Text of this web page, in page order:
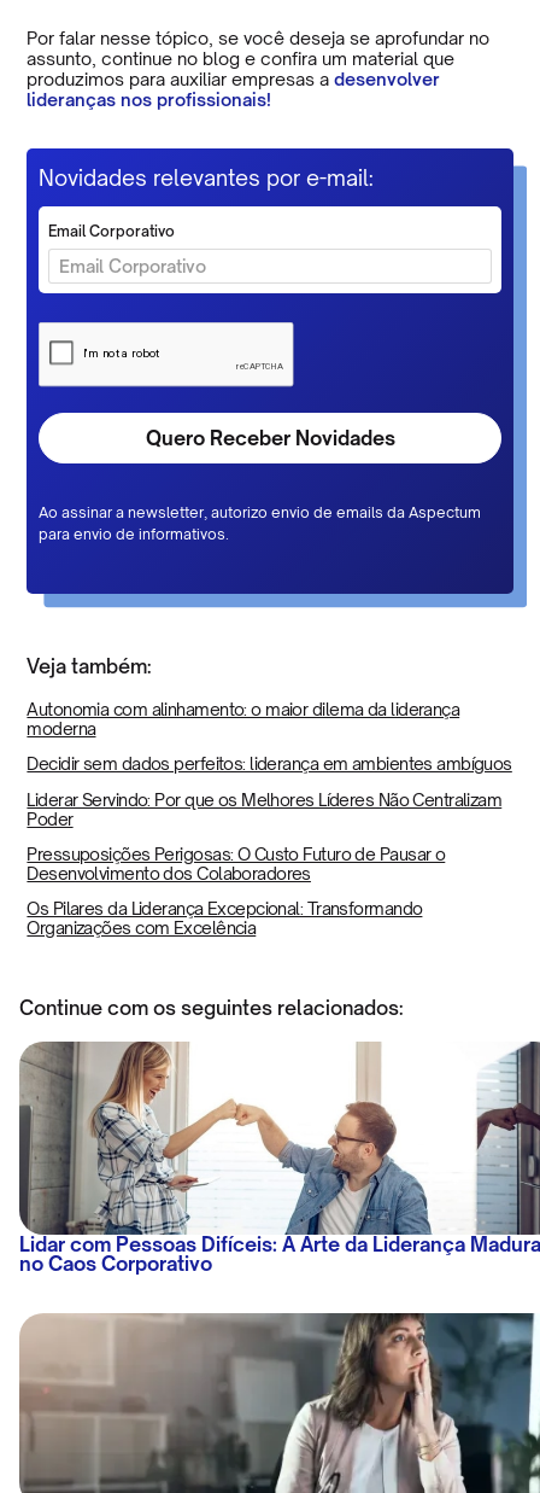
Por falar nesse tópico, se você deseja se aprofundar no
assunto, continue no blog e confira um material que
produzimos para auxiliar empresas adesenvolver
lideranças nos profissionais!
Novidades relevantes por e-mail:
Email Corporativo
Ao assinar a newsletter, autorizo envio de emails da Aspectum
para envio de informativos.
Veja também:
Autonomia com alinhamento: o maior dilema da liderança
moderna
Decidir sem dados perfeitos: liderança em ambientes ambíguos
Liderar Servindo: Por que os Melhores Líderes Não Centralizam
Poder
Pressuposições Perigosas: O Custo Futuro de Pausar o
Desenvolvimento dos Colaboradores
Os Pilares da Liderança Excepcional: Transformando
Organizações com Excelência
Continue com os seguintes relacionados:
Lidar com Pessoas Difíceis: A Arte da Liderança Madura
no Caos Corporativo